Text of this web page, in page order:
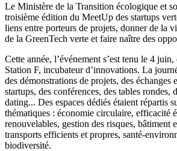
Le Ministère de la Transition écologique et
troisième édition du MeetUp des startups
liens entre porteurs de projets, donner de la
de la GreenTech verte et faire naître des
Cette année, l’événement s’est tenu le 4
Station F, incubateur d’innovations. La
des démonstrations de projets, des échanges
startups, des conférences, des tables rondes,
dating... Des espaces dédiés étaient répartis
thématiques : économie circulaire, efficacité
renouvelables, gestion des risques, bâtiment
transports efficients et propres, santé-
biodiversité.